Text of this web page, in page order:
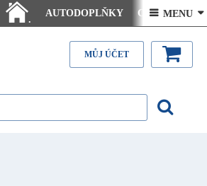
.
AUTODOPLŇKY Ceny doručení
Články - návody Kontakt
 MENU 
MŮJ ÚČET